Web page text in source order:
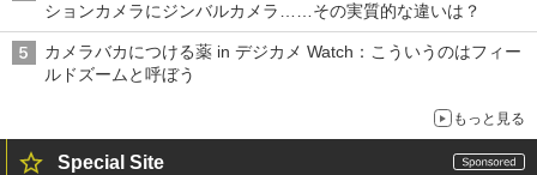
ションカメラにジンバルカメラ……その実質的な違いは？
カメラバカにつける薬 in デジカメ Watch：こういうのはフィー
ルドズームと呼ぼう
もっと見る
Special Site